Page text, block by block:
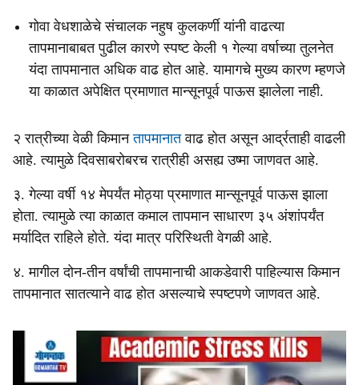
गोवा वेधशाळेचे संचालक नहुष कुलकर्णी यांनी वाढत्या
तापमानाबाबत पुढील कारणे स्पष्ट केली १ गेल्या वर्षाच्या तुलनेत
यंदा तापमानात अधिक वाढ होत आहे. यामागचे मुख्य कारण म्हणजे
या काळात अपेक्षित प्रमाणात मान्सूनपूर्व पाऊस झालेला नाही.
२ रात्रीच्या वेळी किमानतापमानातवाढ होत असून आर्द्रताही वाढली
आहे. त्यामुळे दिवसाबरोबरच रात्रीही असह्य उष्मा जाणवत आहे.
३. गेल्या वर्षी १४ मेपर्यंत मोठ्या प्रमाणात मान्सूनपूर्व पाऊस झाला
होता. त्यामुळे त्या काळात कमाल तापमान साधारण ३५ अंशांपर्यंत
मर्यादित राहिले होते. यंदा मात्र परिस्थिती वेगळी आहे.
४. मागील दोन-तीन वर्षांची तापमानाची आकडेवारी पाहिल्यास किमान
तापमानात सातत्याने वाढ होत असल्याचे स्पष्टपणे जाणवत आहे.